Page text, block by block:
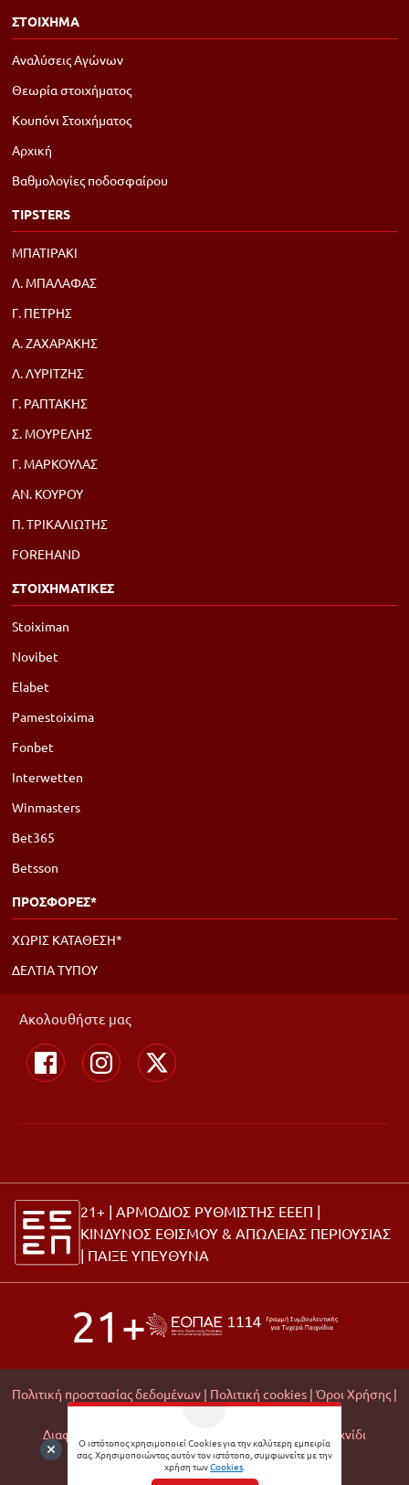
Ο ιστότοπος χρησιμοποιεί Cookies για την καλύτερη εμπειρία
σας. Χρησιμοποιώντας αυτόν τον ιστότοπο, συμφωνείτε με την
χρήση τωνCookies.
ΣΤΟΙΧΗΜΑ
Αναλύσεις Αγώνων
Θεωρία στοιχήματος
Κουπόνι Στοιχήματος
Αρχική
Βαθμολογίες ποδοσφαίρου
TIPSTERS
ΜΠΑΤΙΡΑΚΙ
Λ. ΜΠΑΛΑΦΑΣ
Γ. ΠΕΤΡΗΣ
Α. ΖΑΧΑΡΑΚΗΣ
Λ. ΛΥΡΙΤΖΗΣ
Γ. ΡΑΠΤΑΚΗΣ
Σ. ΜΟΥΡΕΛΗΣ
Γ. ΜΑΡΚΟΥΛΑΣ
ΑΝ. ΚΟΥΡΟΥ
Π. ΤΡΙΚΑΛΙΩΤΗΣ
FOREHAND
ΣΤΟΙΧΗΜΑΤΙΚΕΣ
Stoiximan
Novibet
Elabet
Pamestoixima
Fonbet
Interwetten
Winmasters
Bet365
Betsson
ΠΡΟΣΦΟΡΕΣ*
ΧΩΡΙΣ ΚΑΤΑΘΕΣΗ*
ΔΕΛΤΙΑ ΤΥΠΟΥ
Ακολουθήστε μας
21+ | ΑΡΜΟΔΙΟΣ ΡΥΘΜΙΣΤΗΣ ΕΕΕΠ |
ΚΙΝΔΥΝΟΣ ΕΘΙΣΜΟΥ & ΑΠΩΛΕΙΑΣ ΠΕΡΙΟΥΣΙΑΣ
| ΠΑΙΞΕ ΥΠΕΥΘΥΝΑ
21+
Πολιτική προστασίας δεδομένων | Πολιτική cookies | Όροι Χρήσης |
Διαφάνεια Εμπορικών Συνεργασιών |
Υπεύθυνο Παιχνίδι
© 2026 Matchmoney